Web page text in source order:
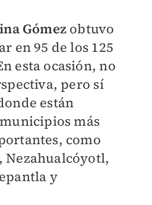
Gómez obtuvo
en 95 de los 125
esta ocasión, no
pero sí
están
más
como
Nezahualcóyotl,
y